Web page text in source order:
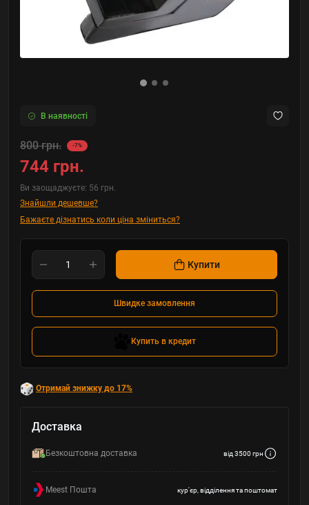
В наявності
800 грн. -7%
744 грн.
Ви заощаджуєте: 56 грн.
Знайшли дешевше?
Бажаєте дізнатись коли ціна зміниться?
Купити
Швидке замовлення
Купить в кредит
Отримай знижку до 17%
Доставка
Безкоштовна доставка від 3500 грн
Meest Пошта кур'єр, відділення та поштомат